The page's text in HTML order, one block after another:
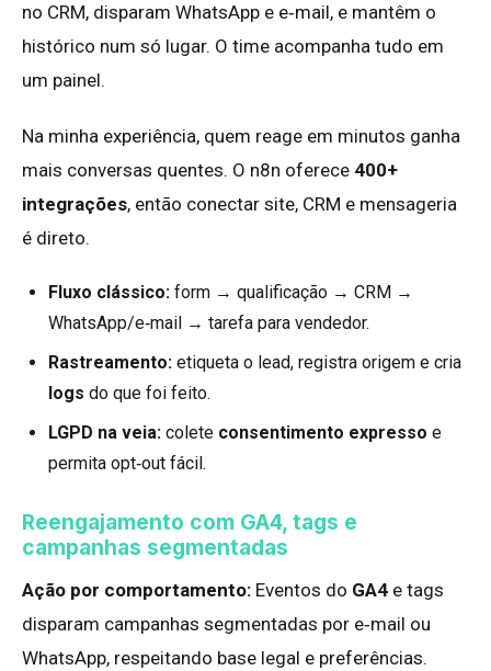
no CRM, disparam WhatsApp e e‑mail, e mantêm o
histórico num só lugar. O time acompanha tudo em
um painel.
Na minha experiência, quem reage em minutos ganha
mais conversas quentes. O n8n oferece 400+
integrações, então conectar site, CRM e mensageria
é direto.
Fluxo clássico: form → qualificação → CRM →
WhatsApp/e‑mail → tarefa para vendedor.
Rastreamento: etiqueta o lead, registra origem e cria
logs do que foi feito.
LGPD na veia: colete consentimento expresso e
permita opt‑out fácil.
Reengajamento com GA4, tags e
campanhas segmentadas
Ação por comportamento: Eventos do GA4 e tags
disparam campanhas segmentadas por e‑mail ou
WhatsApp, respeitando base legal e preferências.